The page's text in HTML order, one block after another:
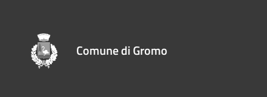
Comune di Gromo